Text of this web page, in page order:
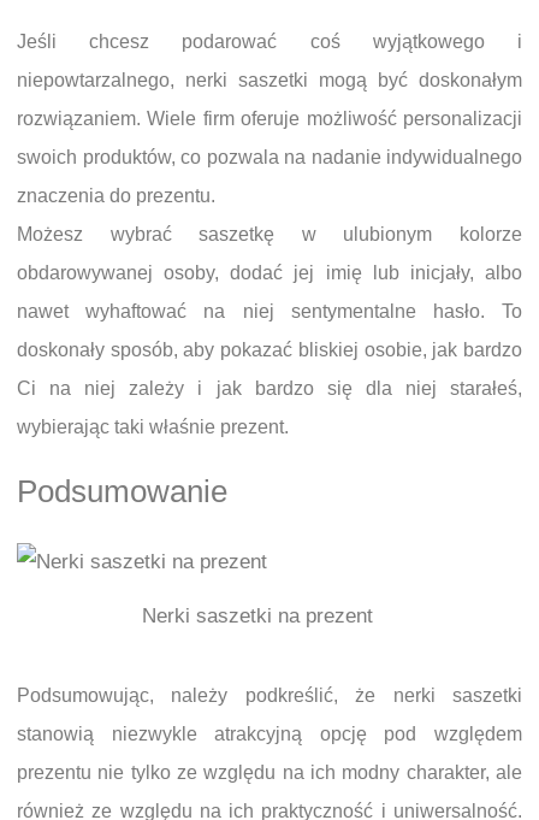
Jeśli chcesz podarować coś wyjątkowego i
niepowtarzalnego, nerki saszetki mogą być doskonałym
rozwiązaniem. Wiele firm oferuje możliwość personalizacji
swoich produktów, co pozwala na nadanie indywidualnego
znaczenia do prezentu.
Możesz wybrać saszetkę w ulubionym kolorze
obdarowywanej osoby, dodać jej imię lub inicjały, albo
nawet wyhaftować na niej sentymentalne hasło. To
doskonały sposób, aby pokazać bliskiej osobie, jak bardzo
Ci na niej zależy i jak bardzo się dla niej starałeś,
wybierając taki właśnie prezent.
Podsumowanie
Nerki saszetki na prezent
Podsumowując, należy podkreślić, że nerki saszetki
stanowią niezwykle atrakcyjną opcję pod względem
prezentu nie tylko ze względu na ich modny charakter, ale
również ze względu na ich praktyczność i uniwersalność.